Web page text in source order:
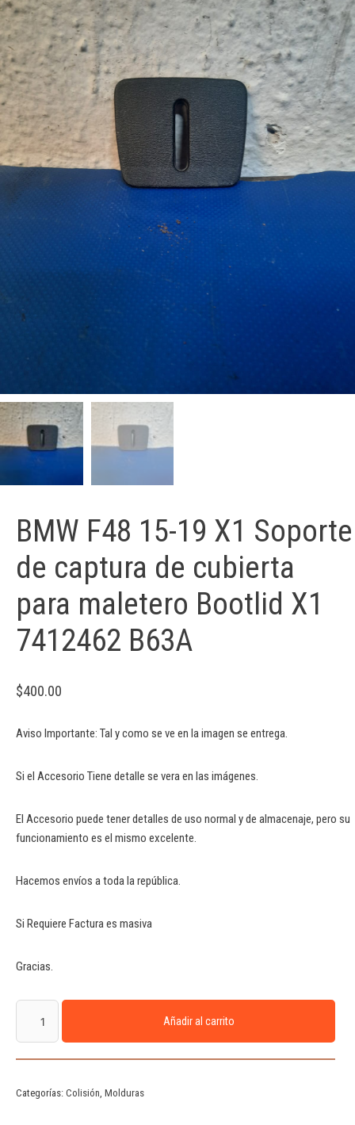
BMW F48 15-19 X1 Soporte
de captura de cubierta
para maletero Bootlid X1
7412462 B63A
$400.00
Aviso Importante: Tal y como se ve en la imagen se entrega.
Si el Accesorio Tiene detalle se vera en las imágenes.
El Accesorio puede tener detalles de uso normal y de almacenaje, pero su
funcionamiento es el mismo excelente.
Hacemos envíos a toda la república.
Si Requiere Factura es masiva
Gracias.
Añadir al carrito
Categorías: Colisión Molduras